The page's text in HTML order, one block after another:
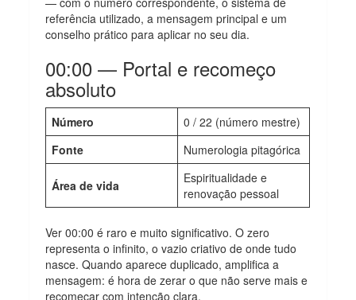
referência utilizado, a mensagem principal e um
conselho prático para aplicar no seu dia.
00:00 — Portal e recomeço
absoluto
Número
0 / 22 (número mestre)
Fonte
Numerologia pitagórica
Área de vida
Espiritualidade e
renovação pessoal
Ver 00:00 é raro e muito significativo. O zero
representa o infinito, o vazio criativo de onde tudo
nasce. Quando aparece duplicado, amplifica a
mensagem: é hora de zerar o que não serve mais e
recomeçar com intenção clara.